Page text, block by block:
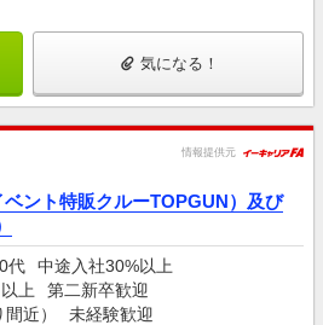
気になる！
情報提供元
ント特販クルーTOPGUN）及び
代
中途入社30%以上
上
第二新卒歓迎
近）
未経験歓迎